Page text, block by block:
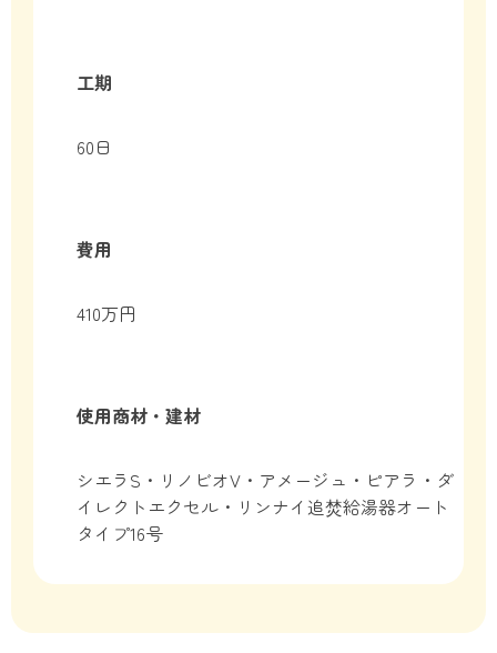
工期
60日
費用
410万円
使用商材・建材
シエラS・リノビオV・アメージュ・ピアラ・ダ
イレクトエクセル・リンナイ追焚給湯器オート
タイプ16号